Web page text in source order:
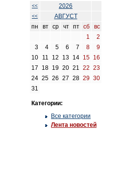
<< 2026
<<
АВГУСТ
пн
вт ср чт пт сб
вс
1
2
3
4 5 6 7 8
9
10
11 12 13 14 15 16
17
18 19 20 21 22 23
24 25 26 27 28 29 30
31
Категории:
Все категории
Лента новостей